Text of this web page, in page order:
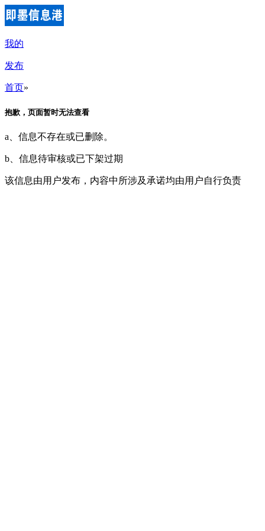
我的
发布
首页»
抱歉，页面暂时无法查看
a、信息不存在或已删除。
b、信息待审核或已下架过期
该信息由用户发布，内容中所涉及承诺均由用户自行负责